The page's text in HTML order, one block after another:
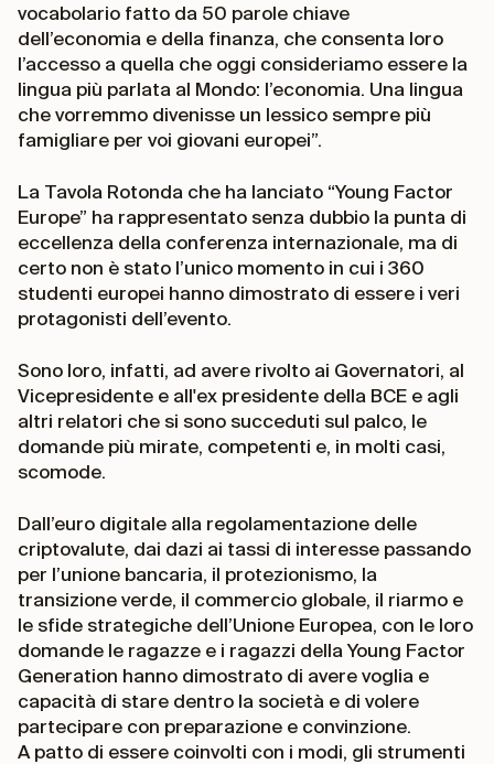
vocabolario fatto da 50 parole chiave
dell’economia e della finanza, che consenta loro
l’accesso a quella che oggi consideriamo essere la
lingua più parlata al Mondo: l’economia. Una lingua
che vorremmo divenisse un lessico sempre più
famigliare per voi giovani europei”.
La Tavola Rotonda che ha lanciato “Young Factor
Europe” ha rappresentato senza dubbio la punta di
eccellenza della conferenza internazionale, ma di
certo non è stato l’unico momento in cui i 360
studenti europei hanno dimostrato di essere i veri
protagonisti dell’evento.
Sono loro, infatti, ad avere rivolto ai Governatori, al
Vicepresidente e all'ex presidente della BCE e agli
altri relatori che si sono succeduti sul palco, le
domande più mirate, competenti e, in molti casi,
scomode.
Dall’euro digitale alla regolamentazione delle
criptovalute, dai dazi ai tassi di interesse passando
per l’unione bancaria, il protezionismo, la
transizione verde, il commercio globale, il riarmo e
le sfide strategiche dell’Unione Europea, con le loro
domande le ragazze e i ragazzi della Young Factor
Generation hanno dimostrato di avere voglia e
capacità di stare dentro la società e di volere
partecipare con preparazione e convinzione.
A patto di essere coinvolti con i modi, gli strumenti